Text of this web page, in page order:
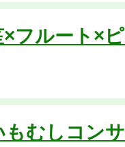
フルート×
もむしコン